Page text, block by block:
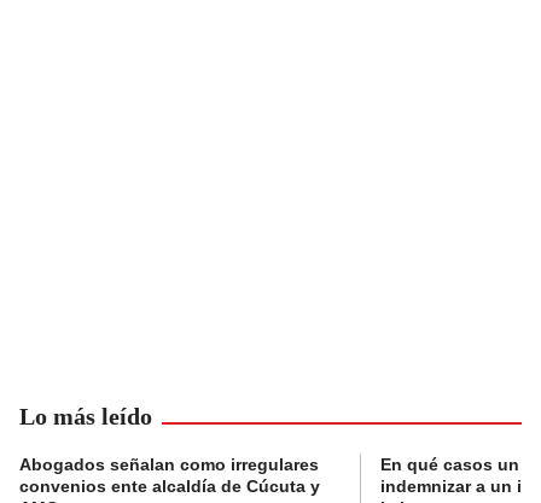
Lo más leído
Abogados señalan como irregulares
convenios ente alcaldía de Cúcuta y
En qué casos un
indemnizar a un